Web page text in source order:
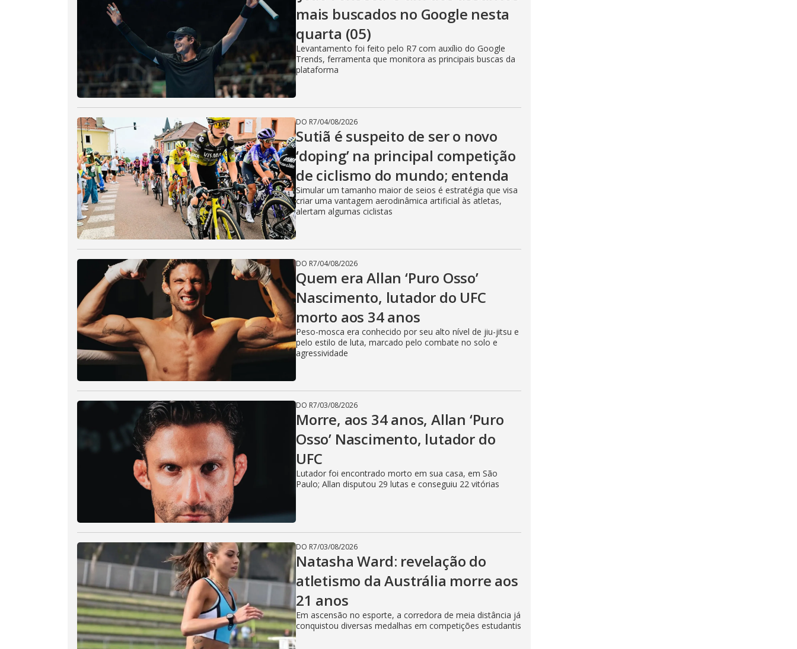
mais buscados no Google nesta
quarta (05)
Levantamento foi feito pelo R7 com auxílio do Google
Trends, ferramenta que monitora as principais buscas da
plataforma
DO R7/04/08/2026
Sutiã é suspeito de ser o novo
‘doping’ na principal competição
de ciclismo do mundo; entenda
Simular um tamanho maior de seios é estratégia que visa
criar uma vantagem aerodinâmica artificial às atletas,
alertam algumas ciclistas
DO R7/04/08/2026
Quem era Allan ‘Puro Osso’
Nascimento, lutador do UFC
morto aos 34 anos
Peso-mosca era conhecido por seu alto nível de jiu-jitsu e
pelo estilo de luta, marcado pelo combate no solo e
agressividade
DO R7/03/08/2026
Morre, aos 34 anos, Allan ‘Puro
Osso’ Nascimento, lutador do
UFC
Lutador foi encontrado morto em sua casa, em São
Paulo; Allan disputou 29 lutas e conseguiu 22 vitórias
DO R7/03/08/2026
Natasha Ward: revelação do
atletismo da Austrália morre aos
21 anos
Em ascensão no esporte, a corredora de meia distância já
conquistou diversas medalhas em competições estudantis